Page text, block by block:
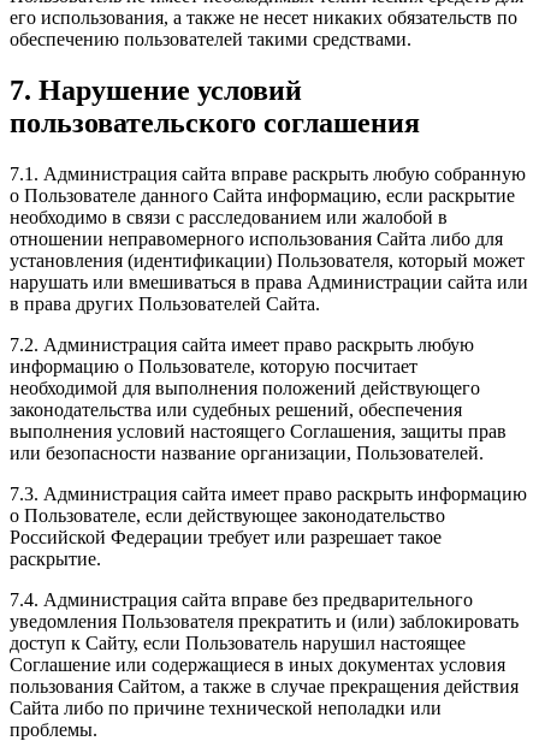
его использования, а также не несет никаких обязательств по
обеспечению пользователей такими средствами.
7. Нарушение условий
пользовательского соглашения
7.1. Администрация сайта вправе раскрыть любую собранную
о Пользователе данного Сайта информацию, если раскрытие
необходимо в связи с расследованием или жалобой в
отношении неправомерного использования Сайта либо для
установления (идентификации) Пользователя, который может
нарушать или вмешиваться в права Администрации сайта или
в права других Пользователей Сайта.
7.2. Администрация сайта имеет право раскрыть любую
информацию о Пользователе, которую посчитает
необходимой для выполнения положений действующего
законодательства или судебных решений, обеспечения
выполнения условий настоящего Соглашения, защиты прав
или безопасности название организации, Пользователей.
7.3. Администрация сайта имеет право раскрыть информацию
о Пользователе, если действующее законодательство
Российской Федерации требует или разрешает такое
раскрытие.
7.4. Администрация сайта вправе без предварительного
уведомления Пользователя прекратить и (или) заблокировать
доступ к Сайту, если Пользователь нарушил настоящее
Соглашение или содержащиеся в иных документах условия
пользования Сайтом, а также в случае прекращения действия
Сайта либо по причине технической неполадки или
проблемы.